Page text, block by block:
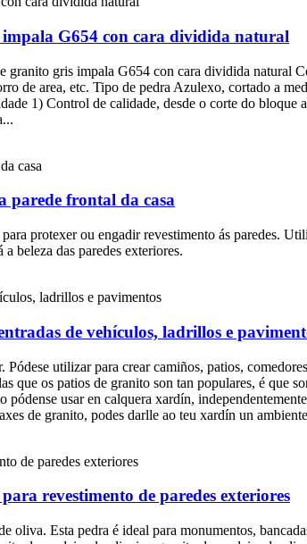
impala G654 con cara dividida natural
gris impala G654 con cara dividida natural
de area, etc. Tipo de pedra Azulexo, cortado a
1) Control de calidade, desde o corte do
parede frontal da casa
protexer ou engadir revestimento ás paredes.
beleza das paredes exteriores.
de vehículos, ladrillos e
utilizar para crear camiños, patios,
que os patios de granito son tan populares, é que
usar en calquera xardín,
de granito, podes darlle ao teu xardín un
revestimento de paredes exteriores
Esta pedra é ideal para monumentos,